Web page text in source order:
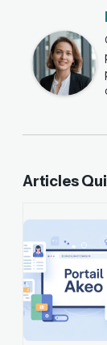
Articles